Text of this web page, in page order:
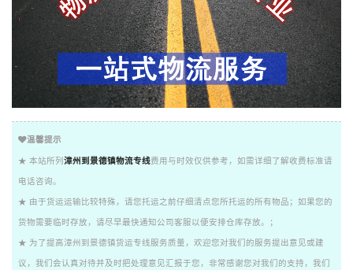
温馨提示
★ 本站所列 漳州到景德镇物流专线费用与时效仅供参考，如需详细了解收费标准请
电话咨询。
★ 由于货运运输比较特殊，请您托运之前仔细清点您所托运的所有物品；如果您的
货物需要临时存放，请尽早最快通知公司客服以便安排仓库存放。；
★ 为了提高漳州到景德镇货运专线服务质量，欢迎您对我们的服务提出意见或建
议，我们会认真对待并及时把处理意见汇报于您，非常感谢您对我们的支持，我们